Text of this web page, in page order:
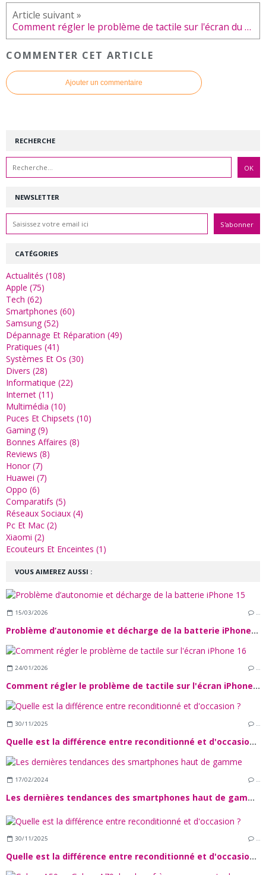
Comment régler le problème de tactile sur l'écran du Oppo A53 ?
COMMENTER CET ARTICLE
Ajouter un commentaire
NEWSLETTER
RECHERCHE
VOUS AIMEREZ AUSSI :
15/03/2026 …
Problème d’autonomie et décharge de la batterie iPhone 15
24/01/2026 …
Comment régler le problème de tactile sur l'écran iPhone 16
30/11/2025 …
Quelle est la différence entre reconditionné et d'occasion ?
17/02/2024 …
Les dernières tendances des smartphones haut de gamme
30/11/2025 …
Quelle est la différence entre reconditionné et d'occasion ?
CATÉGORIES
Actualités (108)
Apple (75)
Tech (62)
Smartphones (60)
Samsung (52)
Dépannage Et Réparation (49)
Pratiques (41)
Systèmes Et Os (30)
Divers (28)
Informatique (22)
Internet (11)
Multimédia (10)
Puces Et Chipsets (10)
Gaming (9)
Bonnes Affaires (8)
Reviews (8)
Honor (7)
Huawei (7)
Oppo (6)
Comparatifs (5)
Réseaux Sociaux (4)
Pc Et Mac (2)
Xiaomi (2)
Ecouteurs Et Enceintes (1)